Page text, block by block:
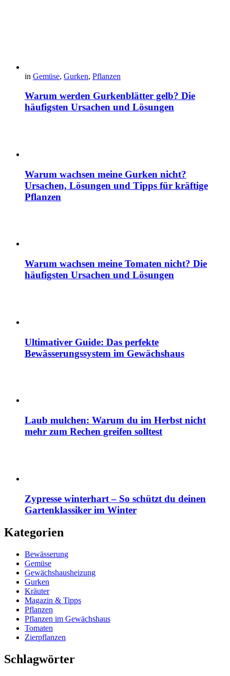
in Gemüse, Gurken, Pflanzen
Warum werden Gurkenblätter gelb? Die
häufigsten Ursachen und Lösungen
Warum wachsen meine Gurken nicht?
Ursachen, Lösungen und Tipps für kräftige
Pflanzen
Warum wachsen meine Tomaten nicht? Die
häufigsten Ursachen und Lösungen
Ultimativer Guide: Das perfekte
Bewässerungssystem im Gewächshaus
Laub mulchen: Warum du im Herbst nicht
mehr zum Rechen greifen solltest
Zypresse winterhart – So schützt du deinen
Gartenklassiker im Winter
Kategorien
Bewässerung
Gemüse
Gewächshausheizung
Gurken
Kräuter
Magazin & Tipps
Pflanzen
Pflanzen im Gewächshaus
Tomaten
Zierpflanzen
Schlagwörter